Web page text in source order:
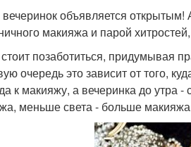
объявляется
макияжа и парой
позаботиться, придумывая
очередь это зависит от того,
к макияжу, а вечеринка до утра
меньше света - больше